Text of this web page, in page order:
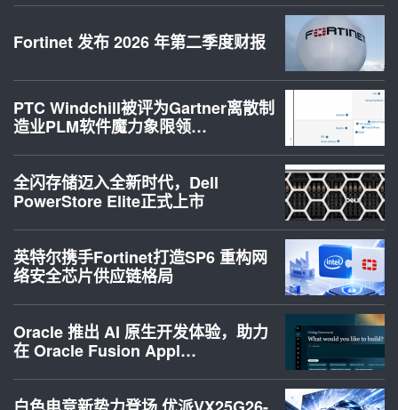
Fortinet 发布 2026 年第二季度财报
PTC Windchill被评为Gartner离散制
造业PLM软件魔力象限领…
全闪存储迈入全新时代，Dell
PowerStore Elite正式上市
英特尔携手Fortinet打造SP6 重构网
络安全芯片供应链格局
Oracle 推出 AI 原生开发体验，助力
在 Oracle Fusion Appl…